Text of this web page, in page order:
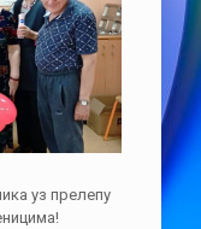
уз прелепу